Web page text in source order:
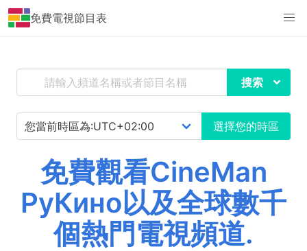
免費電視節目表
搜索
選擇您的時區
免費觀看CineMan
РуКино以及全球數千
個熱門電視頻道.